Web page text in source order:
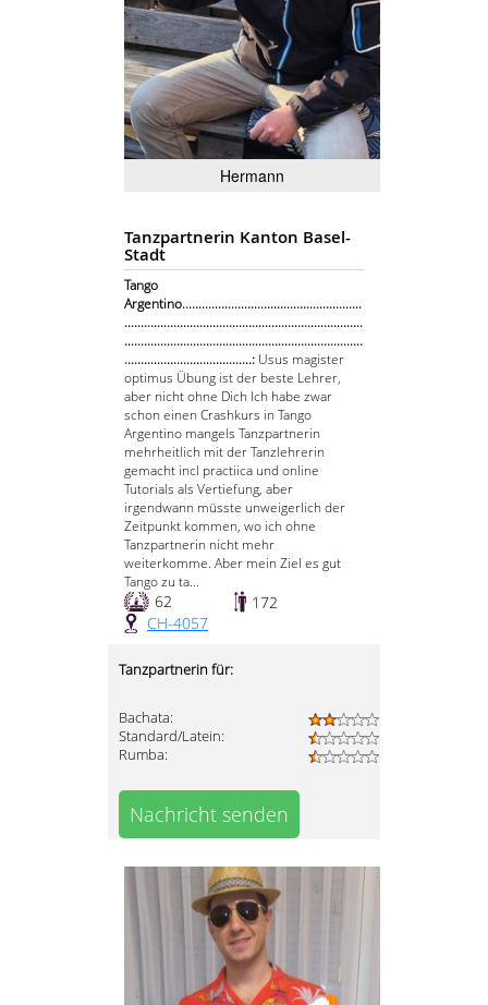
Hermann
Tanzpartnerin Kanton Basel-
Stadt
Tango
Argentino.......................................................
.........................................................................
.........................................................................
.......................................: Usus magister
optimus Übung ist der beste Lehrer,
aber nicht ohne Dich Ich habe zwar
schon einen Crashkurs in Tango
Argentino mangels Tanzpartnerin
mehrheitlich mit der Tanzlehrerin
gemacht incl practiica und online
Tutorials als Vertiefung, aber
irgendwann müsste unweigerlich der
Zeitpunkt kommen, wo ich ohne
Tanzpartnerin nicht mehr
weiterkomme. Aber mein Ziel es gut
Tango zu ta...
62
172
CH-4057
Tanzpartnerin für:
Bachata:
Standard/Latein:
Rumba:
Nachricht senden